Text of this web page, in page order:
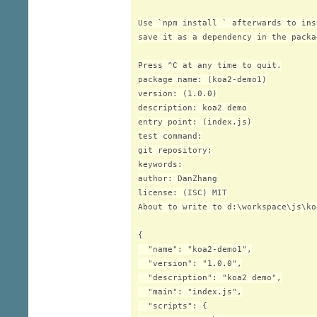
Use `npm install ` afterwards to
save it as a dependency in the
Press ^C at any time to quit.
package name: (koa2-demo1)
version: (1.0.0)
description: koa2 demo
entry point: (index.js)
test command:
git repository:
keywords:
author: DanZhang
license: (ISC) MIT
About to write to
{
  "name": "koa2-demo1",
  "version": "1.0.0",
  "description": "koa2 demo",
  "main": "index.js",
  "scripts": {